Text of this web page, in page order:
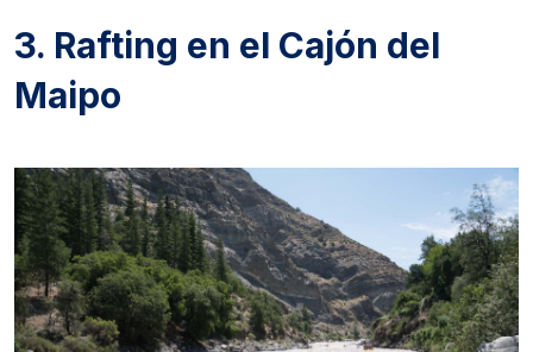
3. Rafting en el Cajón del
Maipo